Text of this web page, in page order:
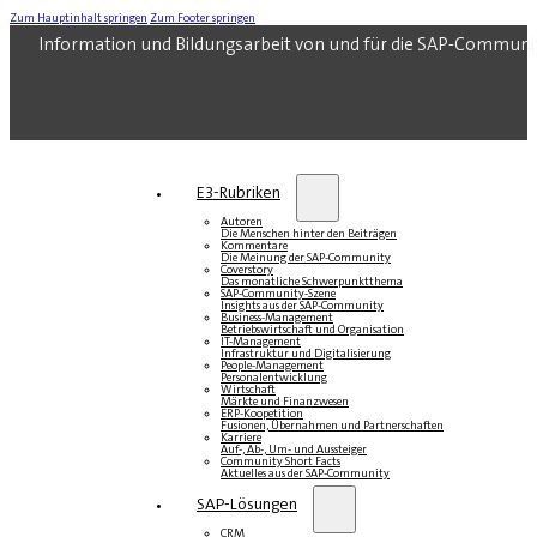
Zum Hauptinhalt springen Zum Footer springen
Information und Bildungsarbeit von und für die SAP-
E3-Rubriken
Autoren
Die Menschen hinter den Beiträgen
Kommentare
Die Meinung der SAP-Community
Coverstory
Das monatliche Schwerpunktthema
SAP-Community-Szene
Insights aus der SAP-Community
Business-Management
Betriebswirtschaft und Organisation
IT-Management
Infrastruktur und Digitalisierung
People-Management
Personalentwicklung
Wirtschaft
Märkte und Finanzwesen
ERP-Koopetition
Fusionen, Übernahmen und Partnerschaften
Karriere
Auf-, Ab-, Um- und Aussteiger
Community Short Facts
Aktuelles aus der SAP-Community
SAP-Lösungen
CRM